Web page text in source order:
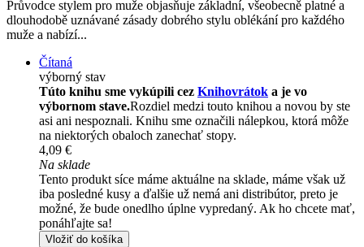
Průvodce stylem pro muže objasňuje základní, všeobecně platné a
dlouhodobě uznávané zásady dobrého stylu oblékání pro každého
muže a nabízí...
Čítaná
výborný stav
Túto knihu sme vykúpili cez Knihovrátok a je vo
výbornom stave.Rozdiel medzi touto knihou a novou by ste
asi ani nespoznali. Knihu sme označili nálepkou, ktorá môže
na niektorých obaloch zanechať stopy.
4,09 €
Na sklade
Tento produkt síce máme aktuálne na sklade, máme však už
iba posledné kusy a ďalšie už nemá ani distribútor, preto je
možné, že bude onedlho úplne vypredaný. Ak ho chcete mať,
ponáhľajte sa!
Vložiť do košíka